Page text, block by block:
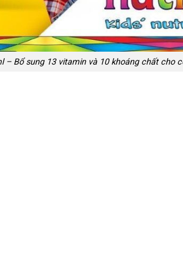
– Bổ sung 13 vitamin và 10 khoáng chất cho